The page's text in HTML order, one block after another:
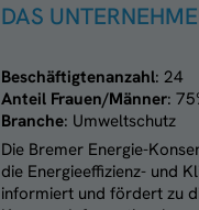
DAS
Beschäftigtenanzahl: 24
Anteil Frauen/Männer:
Branche: Umweltschutz
Die Bremer Energie-
die Energieeffizienz- und
informiert und fördert zu